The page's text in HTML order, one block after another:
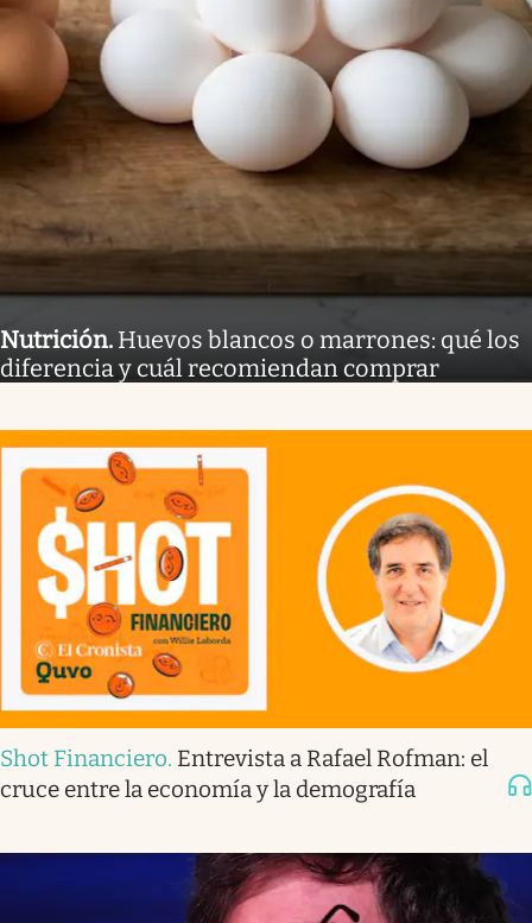
Nutrición. Huevos blancos o marrones: qué los
diferencia y cuál recomiendan comprar
Shot Financiero. Entrevista a Rafael Rofman: el
cruce entre la economía y la demografía